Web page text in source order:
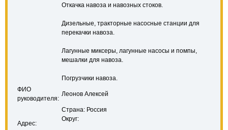
Откачка навоза и навозных стоков.
Дизельные, тракторные насосные станции для
перекачки навоза.
Лагунные миксеры, лагунные насосы и помпы,
мешалки для навоза.
Погрузчики навоза.
ФИО
руководителя:
Леонов Алексей
Адрес:
Страна: Россия
Округ: